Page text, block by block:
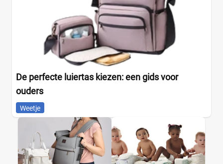
De perfecte luiertas kiezen: een gids voor
ouders
Weetje